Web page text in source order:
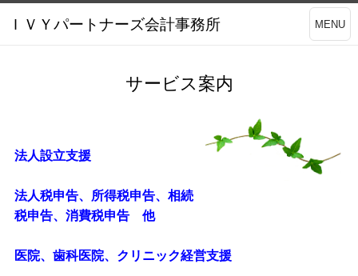
ＩＶＹパートナーズ会計事務所 MENU
サービス案内
法人設立支援
法人税申告、所得税申告、相続
税申告、消費税申告 他
医院、歯科医院、クリニック経営支援